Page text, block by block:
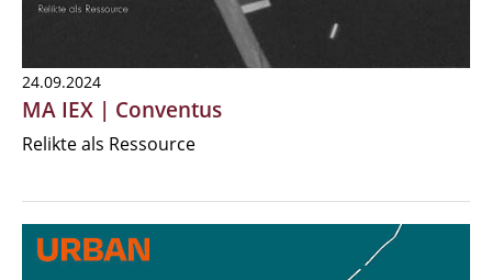
24.09.2024
MA IEX | Conventus
Relikte als Ressource